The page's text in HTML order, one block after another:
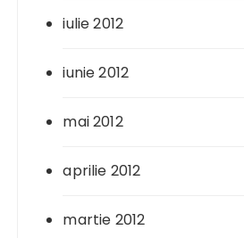
iulie 2012
iunie 2012
mai 2012
aprilie 2012
martie 2012